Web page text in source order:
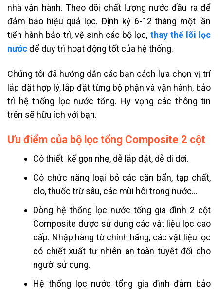
nhà vận hành. Theo dõi chất lượng nước đầu ra để
đảm bảo hiệu quả lọc. Định kỳ 6-12 tháng một lần
tiến hành bảo trì, vệ sinh các bộ lọc, thay thế lõi lọc
nướcđể duy trì hoạt động tốt của hệ thống.
Chúng tôi đã hướng dẫn các bạn cách lựa chọn vị trí
lắp đặt hợp lý, lắp đặt từng bộ phận và vận hành, bảo
trì hệ thống lọc nước tổng. Hy vọng các thông tin
trên sẽ hữu ích với bạn.
Ưu điểm của bộ lọc tổng Composite 2 cột
Có thiết kế gọn nhẹ, dễ lắp đặt, dễ di dời.
Có chức năng loại bỏ các cặn bẩn, tạp chất,
clo, thuốc trừ sâu, các mùi hôi trong nước…
Dòng hệ thống lọc nước tổng gia đình 2 cột
Composite được sử dụng các vật liệu lọc cao
cấp. Nhập hàng từ chính hãng, các vật liệu lọc
có chiết xuất tự nhiên an toàn tuyệt đối cho
người sử dụng.
Hệ thống lọc nước tổng gia đình đảm bảo